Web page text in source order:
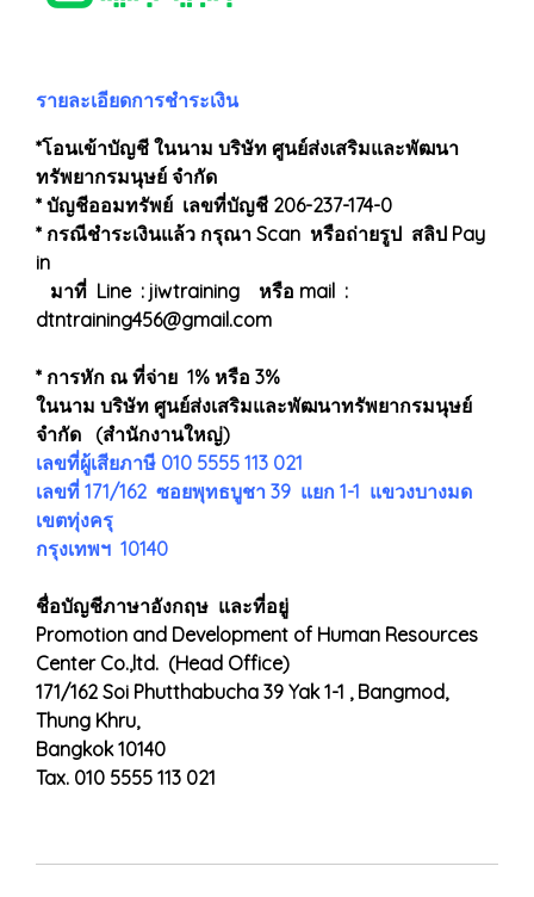
รายละเอียดการชำระเงิน
*โอนเข้าบัญชี ในนาม บริษัท ศูนย์ส่งเสริมและพัฒนา
ทรัพยากรมนุษย์ จำกัด
* บัญชีออมทรัพย์ เลขที่บัญชี 206-237-174-0
* กรณีชำระเงินแล้ว กรุณา Scan หรือถ่ายรูป สลิป Pay
in
มาที่ Line : jiwtraining หรือ mail :
dtntraining456@gmail.com
* การหัก ณ ที่จ่าย 1% หรือ 3%
ในนาม บริษัท ศูนย์ส่งเสริมและพัฒนาทรัพยากรมนุษย์
จำกัด (สำนักงานใหญ่)
เลขที่ผู้เสียภาษี 010 5555 113 021
เลขที่ 171/162 ซอยพุทธบูชา 39 แยก 1-1 แขวงบางมด
เขตทุ่งครุ
กรุงเทพฯ 10140
ชื่อบัญชีภาษาอังกฤษ และที่อยู่
Promotion and Development of Human Resources
Center Co.,ltd. (Head Office)
171/162 Soi Phutthabucha 39 Yak 1-1 , Bangmod,
Thung Khru,
Bangkok 10140
Tax. 010 5555 113 021